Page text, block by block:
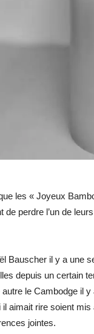
les « Joyeux
perdre l’un de
Bauscher il y a une
depuis un certain
le Cambodge il
aimait rire soient
jointes.